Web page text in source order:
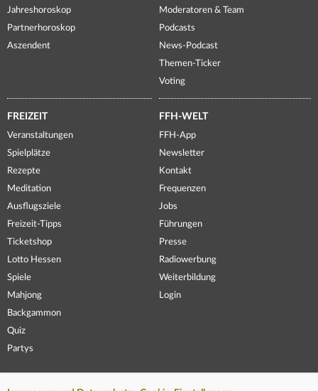
Jahreshoroskop
Partnerhoroskop
Aszendent
Moderatoren & Team
Podcasts
News-Podcast
Themen-Ticker
Voting
FREIZEIT
Veranstaltungen
Spielplätze
Rezepte
Meditation
Ausflugsziele
Freizeit-Tipps
Ticketshop
Lotto Hessen
Spiele
Mahjong
Backgammon
Quiz
Partys
FFH-WELT
FFH-App
Newsletter
Kontakt
Frequenzen
Jobs
Führungen
Presse
Radiowerbung
Weiterbildung
Login